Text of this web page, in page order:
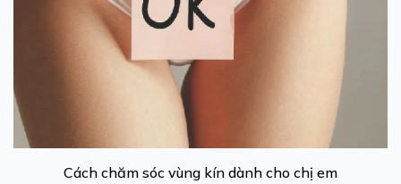
Cách chăm sóc vùng kín dành cho chị em